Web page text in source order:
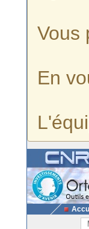
Vous
En